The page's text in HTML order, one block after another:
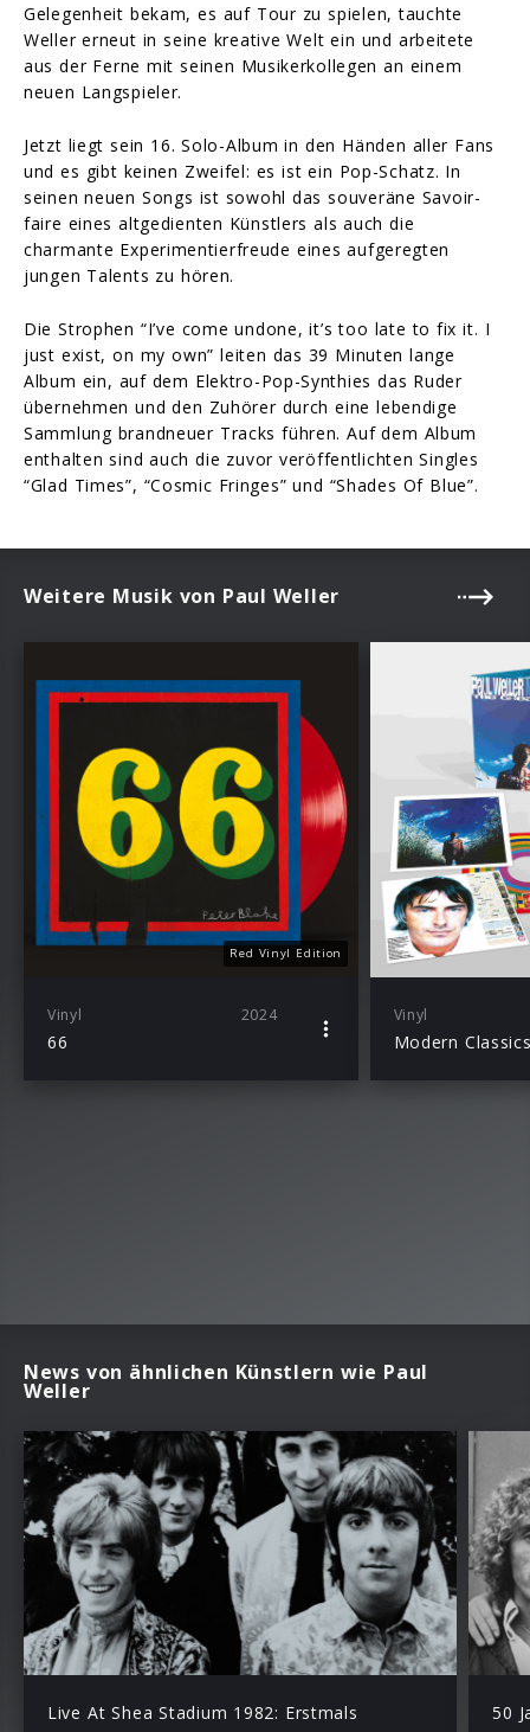
Gelegenheit bekam, es auf Tour zu spielen, tauchte
Weller erneut in seine kreative Welt ein und arbeitete
aus der Ferne mit seinen Musikerkollegen an einem
neuen Langspieler.
Jetzt liegt sein 16. Solo-Album in den Händen aller Fans
und es gibt keinen Zweifel: es ist ein Pop-Schatz. In
seinen neuen Songs ist sowohl das souveräne Savoir-
faire eines altgedienten Künstlers als auch die
charmante Experimentierfreude eines aufgeregten
jungen Talents zu hören.
Die Strophen “I’ve come undone, it’s too late to fix it. I
just exist, on my own” leiten das 39 Minuten lange
Album ein, auf dem Elektro-Pop-Synthies das Ruder
übernehmen und den Zuhörer durch eine lebendige
Sammlung brandneuer Tracks führen. Auf dem Album
enthalten sind auch die zuvor veröffentlichten Singles
“Glad Times”, “Cosmic Fringes” und “Shades Of Blue”.
Weitere Musik von Paul Weller
Red Vinyl Edition
Vinyl 2024
66
Vinyl
Modern
News von ähnlichen Künstlern wie Paul
Weller
Live At Shea Stadium 1982: Erstmals
50